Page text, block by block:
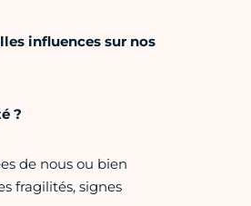
influences sur nos
?
de nous ou bien
fragilités, signes